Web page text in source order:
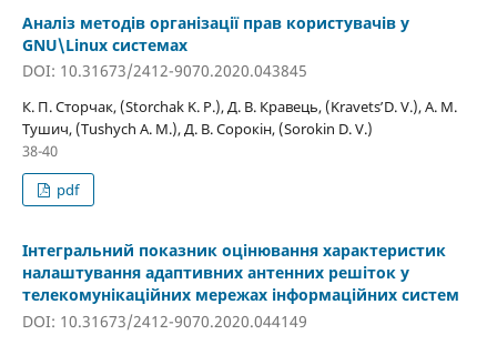
Аналіз методів організації прав користувачів у
GNU\Linux системах
DOI: 10.31673/2412-9070.2020.043845
К. П. Сторчак, (Storchak K. P.), Д. В. Кравець, (Kravetsʹ D. V.), А. М.
Тушич, (Tushych A. M.), Д. В. Сорокін, (Sorokin D. V.)
38-40
pdf
Інтегральний показник оцінювання характеристик
налаштування адаптивних антенних решіток у
телекомунікаційних мережах інформаційних систем
DOI: 10.31673/2412-9070.2020.044149